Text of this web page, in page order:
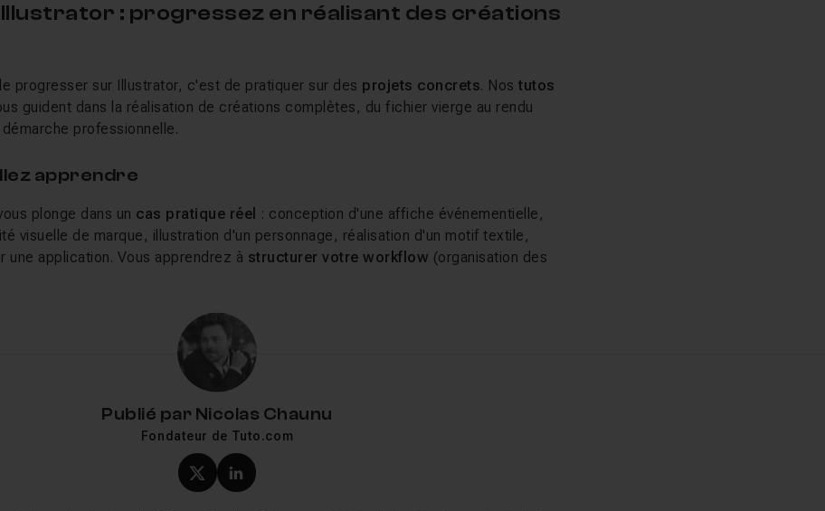
: progressez en réalisant des créations
progresser sur Illustrator, c'est de pratiquer sur des projets concrets. Nostutos
guident dans la réalisation de créations complètes, du fichier vierge au rendu
professionnelle.
apprendre
plonge dans un cas pratique réel : conception d'une affiche événementielle,
visuelle de marque, illustration d'un personnage, réalisation d'un motif textile,
une application. Vous apprendrez à structurer votre workflow (organisation des
compétences (tracé, couleur, typographie, effets). Ces ateliers sont
construire un portfolioet se rapprocher des conditions de travail réelles.
Dessin ,Effet
formation Graphiste Illustrator éligible CPF
Publié par Nicolas Chaunu
Fondateur de Tuto.com
Profil X (twitter) de Nicolas Chaunu
Profil LinkedIn de Nicolas Chaunu